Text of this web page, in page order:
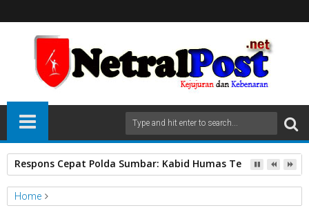
Respons Cepat Polda Sumbar: Kabid Humas Tegaskan
Home